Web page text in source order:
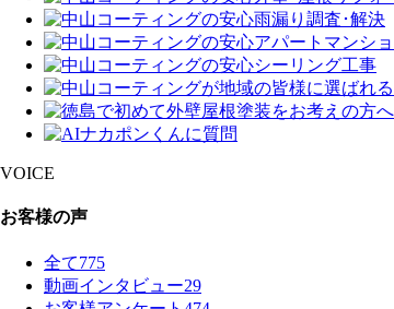
VOICE
お客様の声
全て775
動画インタビュー29